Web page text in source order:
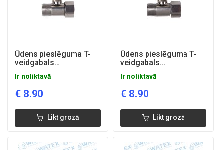
Ūdens pieslēguma T-
veidgabals
Ir noliktavā
€ 8.90
Likt grozā
Ūdens pieslēguma T-
veidgabals
Ir noliktavā
€ 8.90
Likt grozā